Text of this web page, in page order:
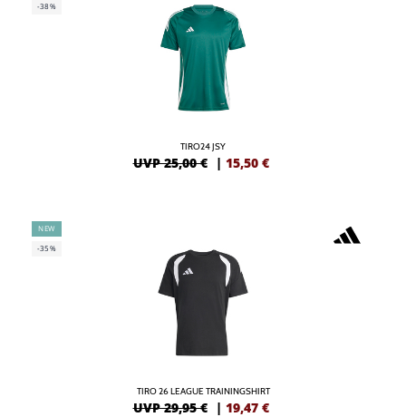
-38%
TIRO24 JSY
UVP 25,00 € | 15,50 €
NEW
-35%
TIRO 26 LEAGUE TRAININGSHIRT
UVP 29,95 € | 19,47 €